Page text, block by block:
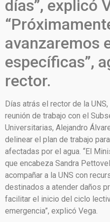
días”, explicó
avanzaremos
específicas”,
rector.
Días atrás el rector de la
reunión de trabajo con el
Universitarias, Alejandro
delinear el plan de trabajo
afectadas por el agua. “El
que encabeza Sandra
acompañar a la UNS con
destinados a atender daños
facilitar el inicio del ciclo
emergencia”, explicó Vega.